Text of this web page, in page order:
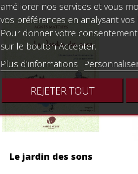
Le jardin des sons
améliorer nos services et vous
vos préférences en analysant
Pour donner votre
sur le bouton Accepter.
Plus d'informations
REJETER TOUT